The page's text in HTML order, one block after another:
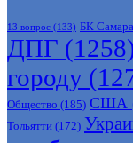
13 вопрос (133) БК Самара
ДПГ
городу
Общество (185) США
Тольятти (172)